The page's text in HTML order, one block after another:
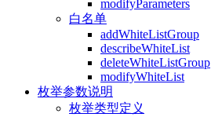
modifyParameters
白名单
addWhiteListGroup
describeWhiteList
deleteWhiteListGroup
modifyWhiteList
枚举参数说明
枚举类型定义